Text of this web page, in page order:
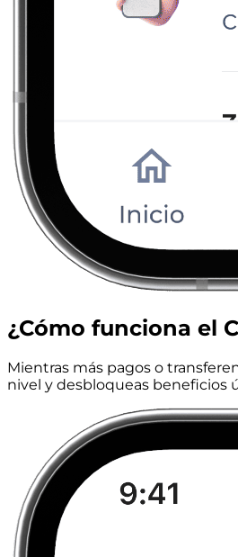
¿Cómo funciona el
Mientras más pagos o
nivel y desbloqueas beneficios